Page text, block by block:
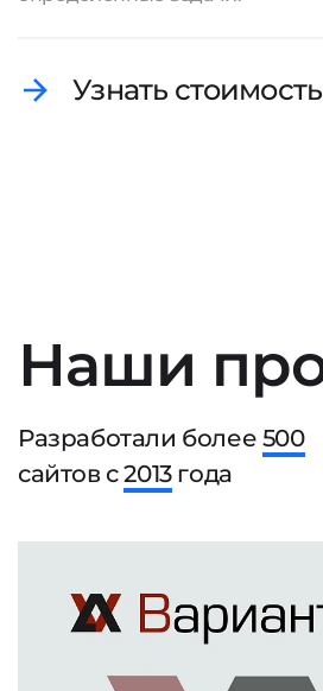
Узнать стоимость
Наши
Разработали более 500
сайтов с2013года